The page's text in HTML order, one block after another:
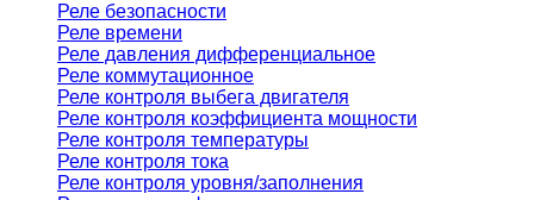
Реле безопасности
Реле времени
Реле давления дифференциальное
Реле коммутационное
Реле контроля выбега двигателя
Реле контроля коэффициента мощности
Реле контроля температуры
Реле контроля тока
Реле контроля уровня/заполнения